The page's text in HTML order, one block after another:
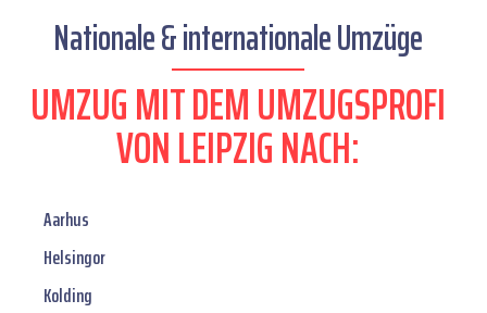
Nationale & internationale Umzüge
UMZUG MIT DEM UMZUGSPROFI
VON LEIPZIG NACH:
Aarhus
Helsingor
Kolding